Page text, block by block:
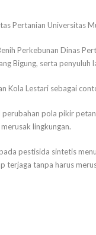
Pertanian Universitas
Perkebunan Dinas
Bigung, serta penyuluh
Kola Lestari sebagai
pola pikir
lingkungan.
pestisida sintetis
tanpa harus